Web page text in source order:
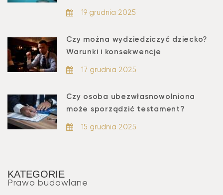
19 grudnia 2025
Czy można wydziedziczyć dziecko?
Warunki i konsekwencje
17 grudnia 2025
Czy osoba ubezwłasnowolniona
może sporządzić testament?
15 grudnia 2025
KATEGORIE
Prawo budowlane